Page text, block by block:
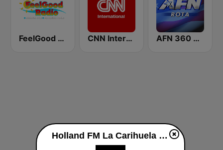
FeelGood Radio CNN International AFN 360 Rota
Holland FM La Carihuela en vivo